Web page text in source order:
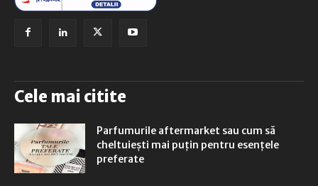
Cele mai citite
Parfumurile aftermarket sau cum să
cheltuiești mai puțin pentru esențele
preferate